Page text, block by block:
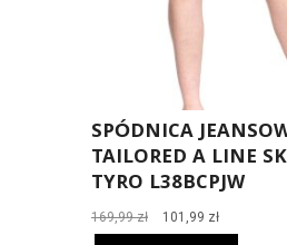
SPÓDNICA
TAILORED A LINE
TYRO L38BCPJW
169,99zł
Pierwotna
cena
101,99 złAktualna
cena